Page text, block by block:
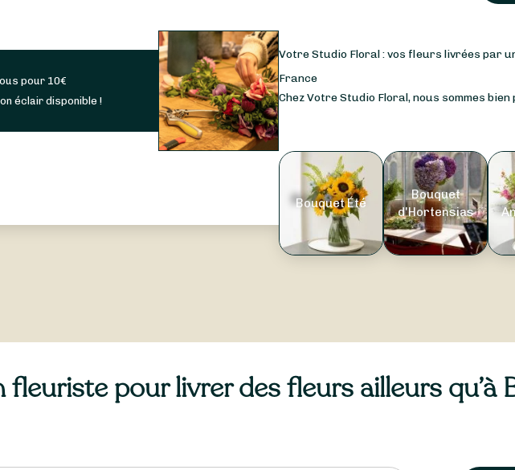
pour 10€
éclair disponible !
Votre Studio Floral : vos fleurs livrées par
France
Chez Votre Studio Floral, nous sommes bien
Bouquet Été
Bouquet
d'Hortensias
pour livrer des fleurs ailleurs qu’à